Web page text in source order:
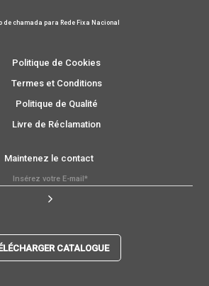
de chamada para Rede Fixa Nacional
Politique de Cookies
Termes et Conditions
Politique de Qualité
Livre de Réclamation
Maintenez le contact
CATALOGUE